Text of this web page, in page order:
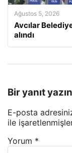
Ağustos 5, 2026
Avcılar
alındı
Bir yanıt yazın
E-posta
ile
Yorum *